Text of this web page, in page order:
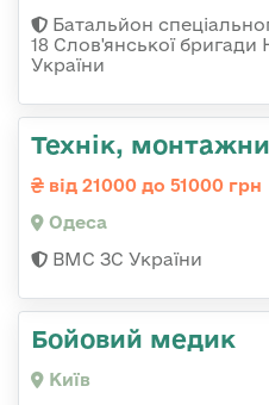
Батальйон
18 Слов'янської бригади
України
Технік,
від 21000 до 51000 грн
Одеса
ВМС ЗС України
Бойовий медик
Київ